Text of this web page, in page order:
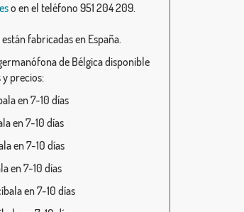
o en el teléfono 951 204 209.
fabricadas en España.
de Bélgica disponible
y precios:
en 7-10 días
en 7-10 días
en 7-10 días
en 7-10 días
en 7-10 días